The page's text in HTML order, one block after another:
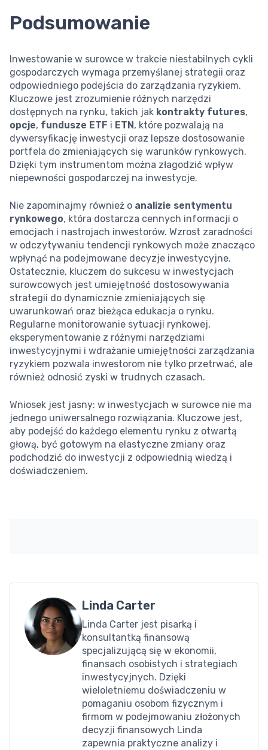
Podsumowanie
Inwestowanie w surowce w trakcie niestabilnych cykli
gospodarczych wymaga przemyślanej strategii oraz
odpowiedniego podejścia do zarządzania ryzykiem.
Kluczowe jest zrozumienie różnych narzędzi
dostępnych na rynku, takich jak kontrakty futures,
opcje, fundusze ETF i ETN , które pozwalają na
dywersyfikację inwestycji oraz lepsze dostosowanie
portfela do zmieniających się warunków rynkowych.
Dzięki tym instrumentom można złagodzić wpływ
niepewności gospodarczej na inwestycje.
Nie zapominajmy również o analizie sentymentu
rynkowego, która dostarcza cennych informacji o
emocjach i nastrojach inwestorów. Wzrost zaradności
w odczytywaniu tendencji rynkowych może znacząco
wpłynąć na podejmowane decyzje inwestycyjne.
Ostatecznie, kluczem do sukcesu w inwestycjach
surowcowych jest umiejętność dostosowywania
strategii do dynamicznie zmieniających się
uwarunkowań oraz bieżąca edukacja o rynku.
Regularne monitorowanie sytuacji rynkowej,
eksperymentowanie z różnymi narzędziami
inwestycyjnymi i wdrażanie umiejętności zarządzania
ryzykiem pozwala inwestorom nie tylko przetrwać, ale
również odnosić zyski w trudnych czasach.
Wniosek jest jasny: w inwestycjach w surowce nie ma
jednego uniwersalnego rozwiązania. Kluczowe jest,
aby podejść do każdego elementu rynku z otwartą
głową, być gotowym na elastyczne zmiany oraz
podchodzić do inwestycji z odpowiednią wiedzą i
doświadczeniem.
Linda Carter
Linda Carter jest pisarką i
konsultantką finansową
specjalizującą się w ekonomii,
finansach osobistych i strategiach
inwestycyjnych. Dzięki
wieloletniemu doświadczeniu w
pomaganiu osobom fizycznym i
firmom w podejmowaniu złożonych
decyzji finansowych Linda
zapewnia praktyczne analizy i